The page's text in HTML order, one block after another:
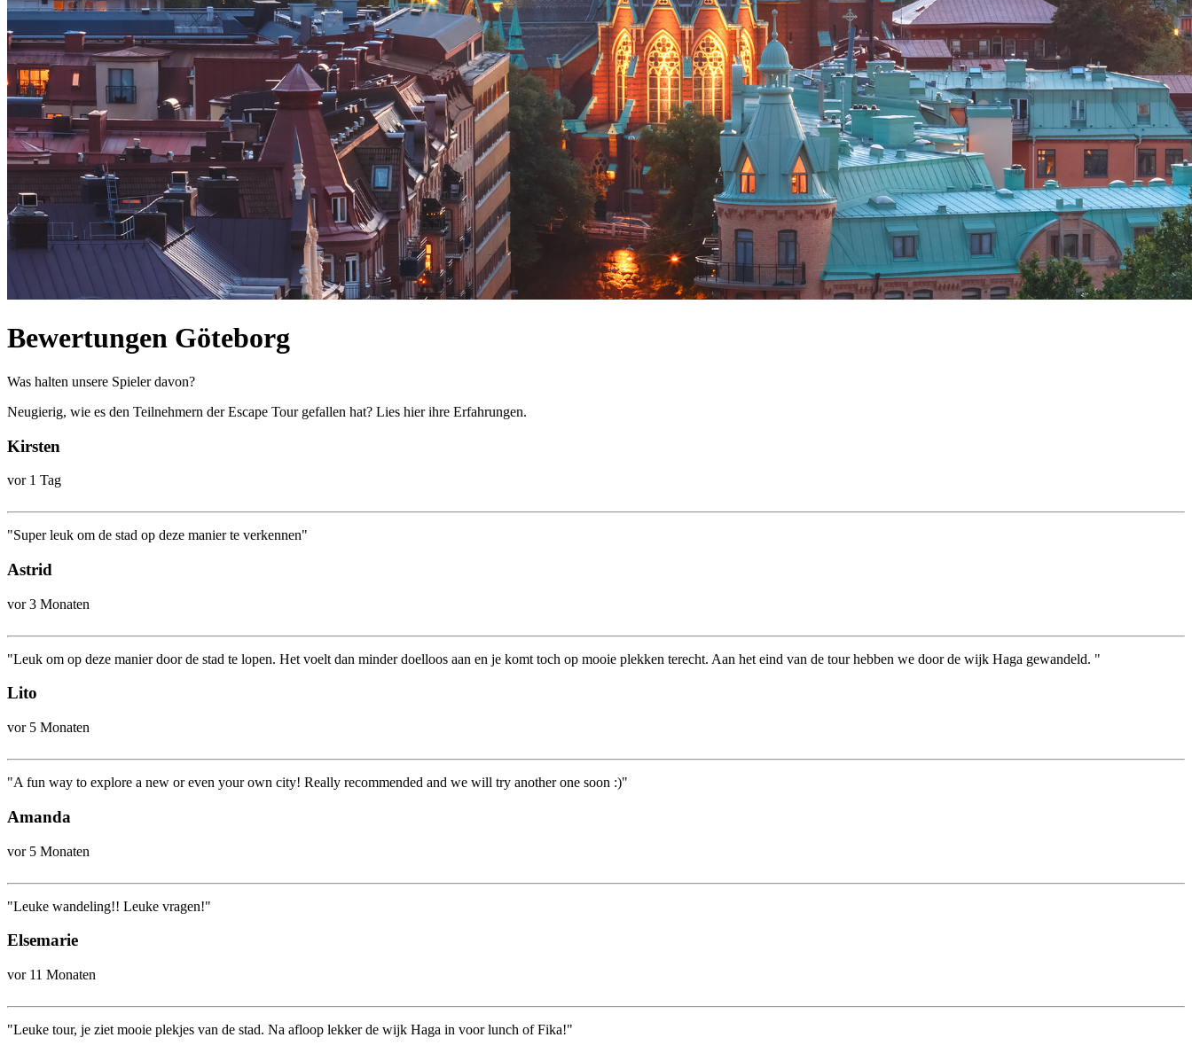
Bewertungen Göteborg
Was halten unsere Spieler davon?
Neugierig, wie es den Teilnehmern der Escape Tour gefallen hat? Lies hier ihre Erfahrungen.
Kirsten
vor 1 Tag
"Super leuk om de stad op deze manier te verkennen"
Astrid
vor 3 Monaten
"Leuk om op deze manier door de stad te lopen. Het voelt dan minder doelloos aan en je komt toch op mooie plekken terecht. Aan het eind van de tour hebben we door de wijk Haga gewandeld. "
Lito
vor 5 Monaten
"A fun way to explore a new or even your own city! Really recommended and we will try another one soon :)"
Amanda
vor 5 Monaten
"Leuke wandeling!! Leuke vragen!"
Elsemarie
vor 11 Monaten
"Leuke tour, je ziet mooie plekjes van de stad. Na afloop lekker de wijk Haga in voor lunch of Fika!"